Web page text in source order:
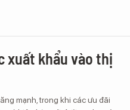
xuất khẩu vào thị
mạnh, trong khi các ưu đãi